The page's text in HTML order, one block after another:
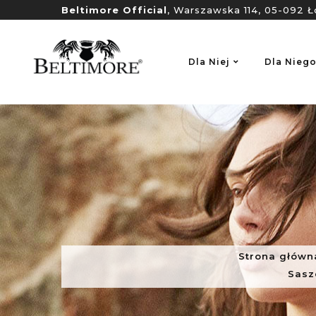
Beltimore Official, Warszawska 114, 05-092
Dla Niej Dla Niego
Strona